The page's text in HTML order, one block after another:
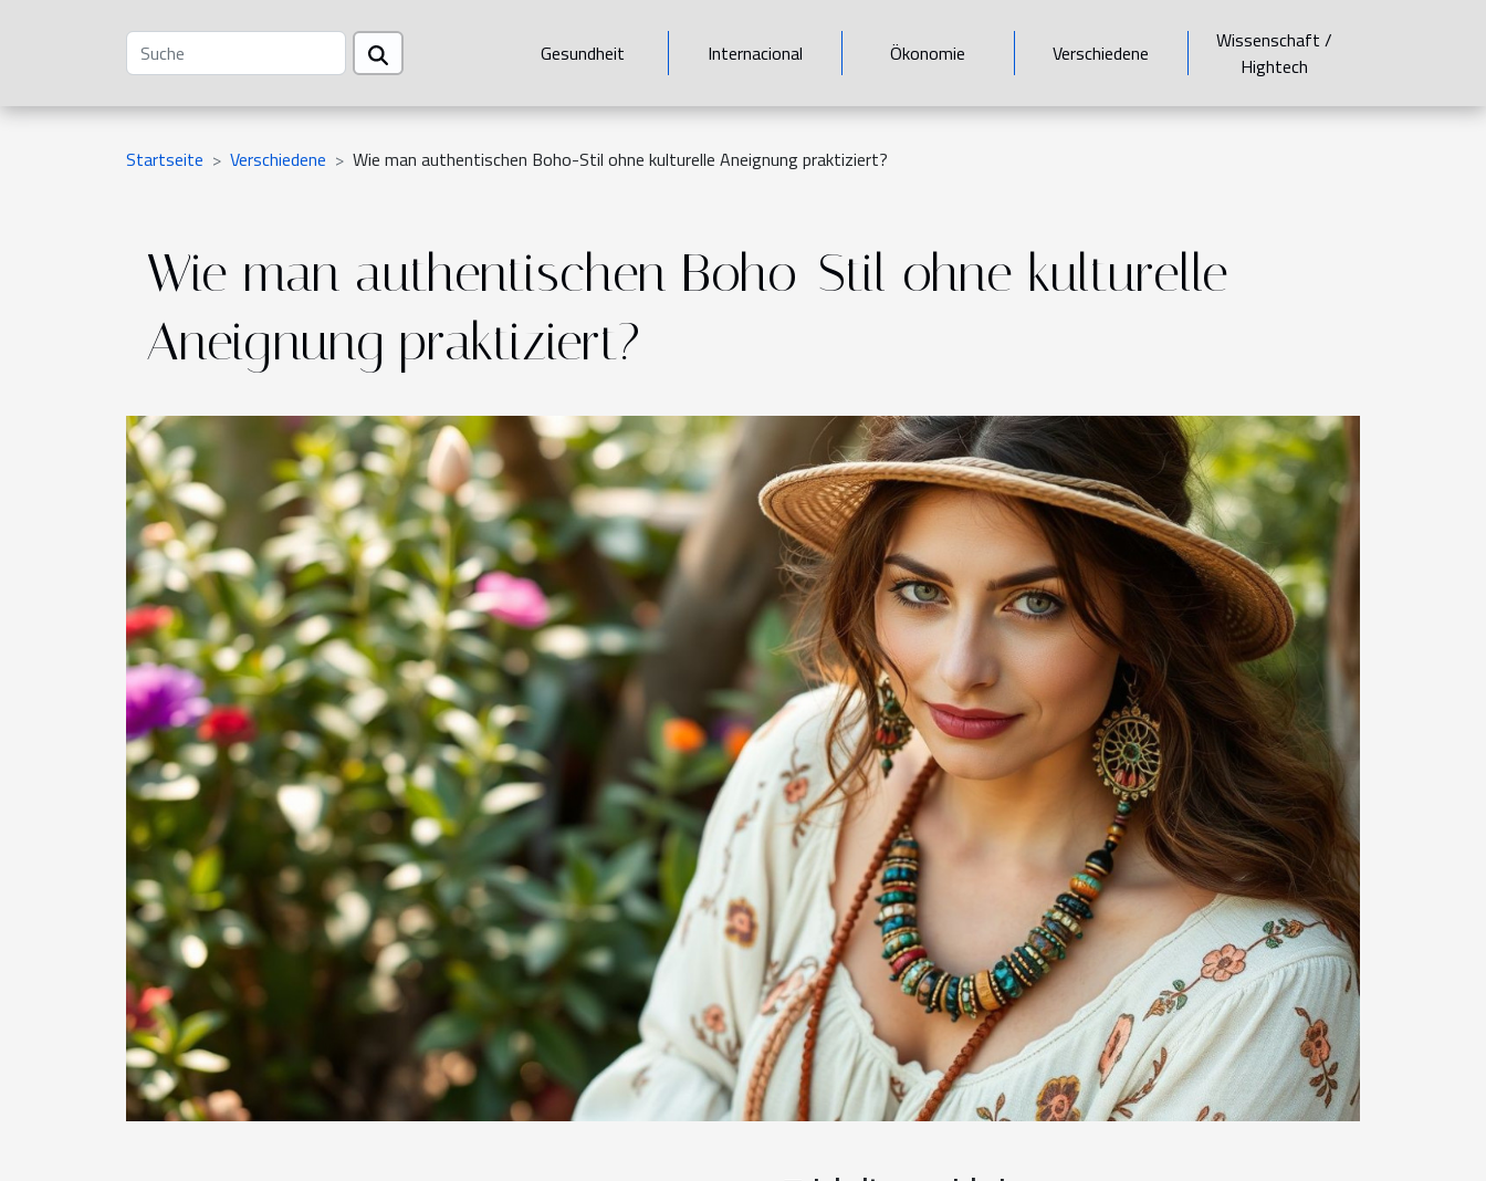
Gesundheit Internacional Ökonomie Verschiedene
Wissenschaft /
Hightech
Startseite Verschiedene Wie man authentischen Boho-Stil ohne kulturelle Aneignung praktiziert?
Wie man authentischen Boho-Stil ohne kulturelle
Aneignung praktiziert?